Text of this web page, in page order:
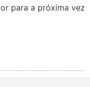
para a próxima vez